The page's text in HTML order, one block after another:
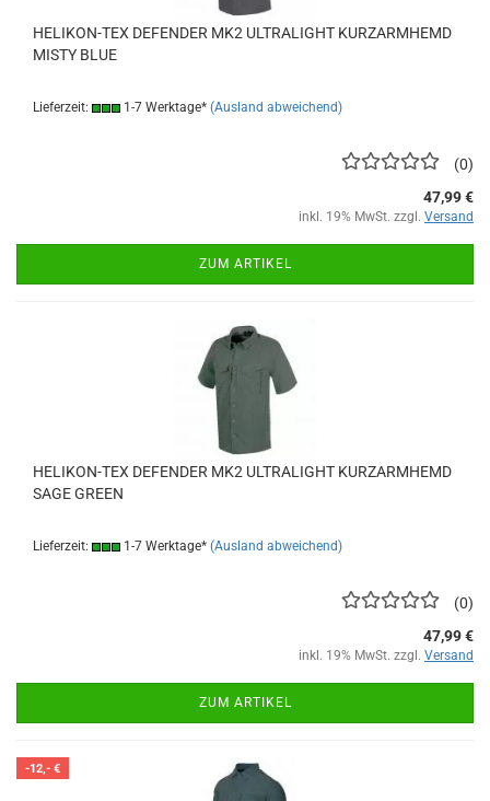
HELIKON-TEX DEFENDER MK2 ULTRALIGHT KURZARMHEMD
MISTY BLUE
Lieferzeit: 1-7 Werktage* (Ausland abweichend)
0
47,99 €
inkl. 19% MwSt. zzgl. Versand
ZUM ARTIKEL
HELIKON-TEX DEFENDER MK2 ULTRALIGHT KURZARMHEMD
SAGE GREEN
Lieferzeit: 1-7 Werktage* (Ausland abweichend)
0
47,99 €
inkl. 19% MwSt. zzgl. Versand
ZUM ARTIKEL
-12,- €